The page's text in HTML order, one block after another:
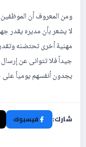
ومن المعروف أن الموظفين
لا يشعر بأن مديره يقدر
مهنية أخرى تحتضنه
جيداً فلا تتوانى عن
يجدون أنفسهم يومياً على
شارك: فيسبوك